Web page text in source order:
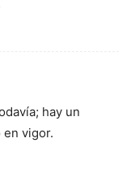
hay un
vigor.